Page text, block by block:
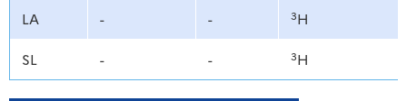
LA - - 3H
SL - - 3H